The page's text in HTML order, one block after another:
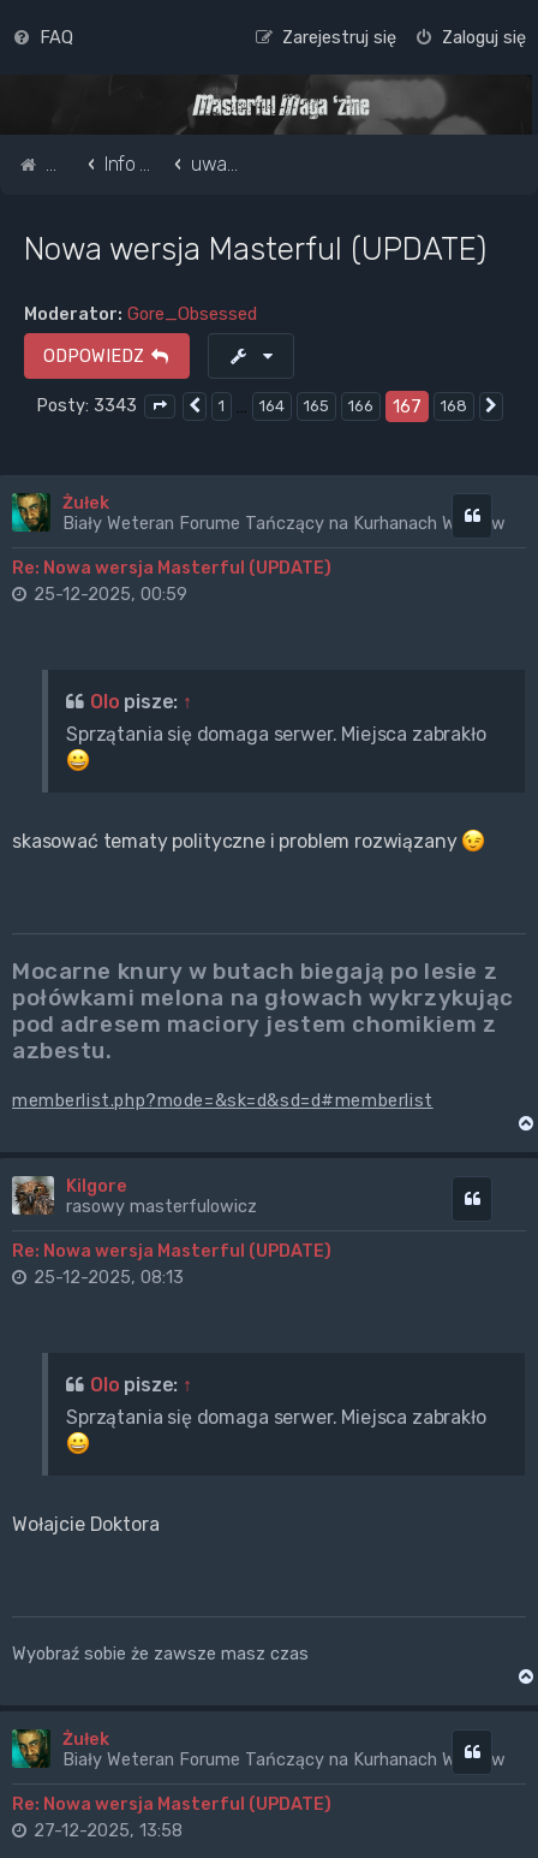
FAQ Zaloguj się
Zarejestruj się
Strona główna
Info o masterful i forum uwagi / informacje ...
Nowa wersja Masterful (UPDATE)
Moderator: Gore_Obsessed
ODPOWIEDZ
Posty: 3343 Strona167 z168
Poprzednia
1 … 164 165 166 167 168
Żułek
Biały Weteran Forume Tańczący na Kurhanach Wrogów
Re: Nowa wersja Masterful (UPDATE)
Cytuj
25-12-2025, 00:59
Olo pisze: ↑
Sprzątania się domaga serwer. Miejsca zabrakło
skasować tematy polityczne i problem rozwiązany
Mocarne knury w butach biegają po lesie z
połówkami melona na głowach wykrzykując
pod adresem maciory jestem chomikiem z
azbestu.
memberlist.php?mode=&sk=d&sd=d#memberlist
Kilgore
rasowy masterfulowicz
Re: Nowa wersja Masterful (UPDATE)
25-12-2025, 08:13
Olo pisze: ↑
Sprzątania się domaga serwer. Miejsca zabrakło
Wołajcie Doktora
Wyobraź sobie że zawsze masz czas
Żułek
Biały Weteran Forume Tańczący na Kurhanach Wrogów
Re: Nowa wersja Masterful (UPDATE)
Cytuj
27-12-2025, 13:58